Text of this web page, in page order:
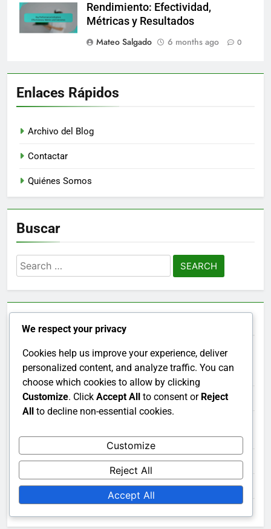
Rendimiento: Efectividad,
Métricas y Resultados
Mateo Salgado
6 months ago 0
Enlaces Rápidos
Archivo del Blog
Contactar
Quiénes Somos
Buscar
Search
for:
Categorías
Soluciones de Ciberseguridad: Consideraciones de
Costos
Soluciones de Ciberseguridad: Elegir la Opción Correcta
Implementación
Soluciones de Ciberseguridad: Midiendo la Efectividad
Soluciones de Ciberseguridad: Tendencias Actuales
We respect your privacy
Cookies help us improve your experience, deliver
personalized content, and analyze traffic. You can
choose which cookies to allow by clicking
Customize. Click Accept All to consent or Reject
All to decline non-essential cookies.
Customize
Reject All
Accept All